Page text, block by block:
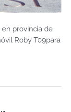
provincia de
Roby T09para